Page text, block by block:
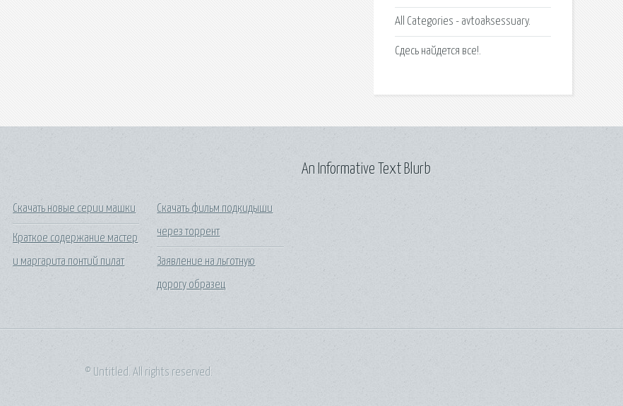
All Categories - avtoaksessuary.
Сдесь найдется все!.
Скачать новые серии машки
Краткое содержание мастер
и маргарита понтий пилат
Скачать фильм подкидыши
через торрент
Заявление на льготную
дорогу образец
An Informative Text Blurb
© Untitled. All rights reserved.